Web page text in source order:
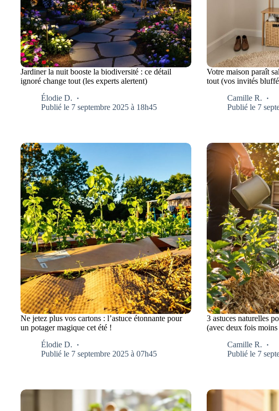
Jardiner la nuit booste la biodiversité : ce détail
ignoré change tout (les experts alertent)
Élodie D.
Publié le 7 septembre 2025 à 18h45
Votre maison paraît
tout (vos invités
Camille R.
Publié le 7
Ne jetez plus vos cartons : l’astuce étonnante pour
un potager magique cet été !
Élodie D.
Publié le 7 septembre 2025 à 07h45
3 astuces naturelles
(avec deux fois moins
Camille R.
Publié le 7